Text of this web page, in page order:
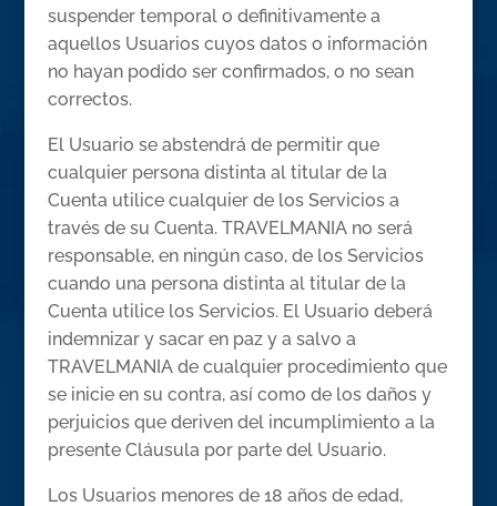
suspender temporal o definitivamente a
aquellos Usuarios cuyos datos o información
no hayan podido ser confirmados, o no sean
correctos.
El Usuario se abstendrá de permitir que
cualquier persona distinta al titular de la
Cuenta utilice cualquier de los Servicios a
través de su Cuenta. TRAVELMANIA no será
responsable, en ningún caso, de los Servicios
cuando una persona distinta al titular de la
Cuenta utilice los Servicios. El Usuario deberá
indemnizar y sacar en paz y a salvo a
TRAVELMANIA de cualquier procedimiento que
se inicie en su contra, así como de los daños y
perjuicios que deriven del incumplimiento a la
presente Cláusula por parte del Usuario.
Los Usuarios menores de 18 años de edad,